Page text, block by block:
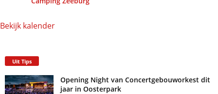
Bekijk kalender
Uit Tips
Opening Night van Concertgebouworkest dit
jaar in Oosterpark